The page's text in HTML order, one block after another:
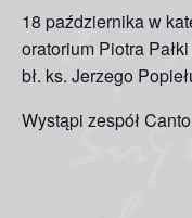
18 października w
oratorium Piotra
bł. ks. Jerzego
Wystąpi zespół